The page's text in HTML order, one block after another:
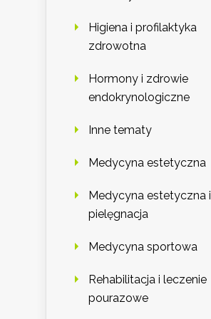
Higiena i profilaktyka
zdrowotna
Hormony i zdrowie
endokrynologiczne
Inne tematy
Medycyna estetyczna
Medycyna estetyczna i
pielęgnacja
Medycyna sportowa
Rehabilitacja i leczenie
pourazowe